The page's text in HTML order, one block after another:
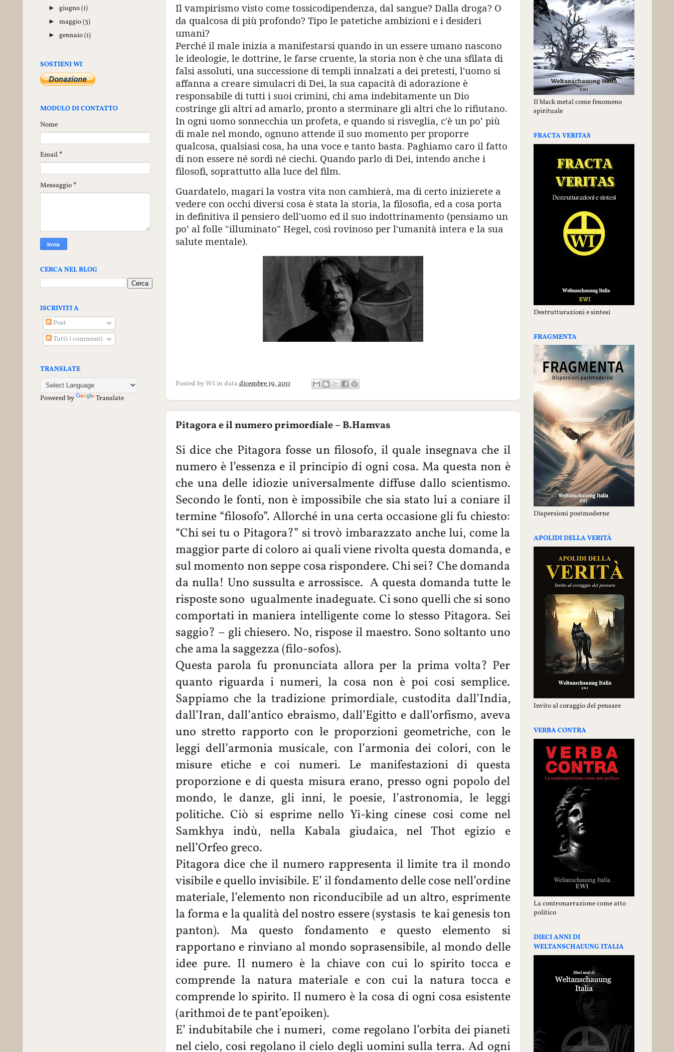
Il vampirismo visto come tossicodipendenza, dal sangue? Dalla droga? O
da qualcosa di più profondo? Tipo le patetiche ambizioni e i desideri
umani?
Perché il male inizia a manifestarsi quando in un essere umano nascono
le ideologie, le dottrine, le farse cruente, la storia non è che una sfilata di
falsi assoluti, una successione di templi innalzati a dei pretesti, l'uomo si
affanna a creare simulacri di Dei, la sua capacità di adorazione è
responsabile di tutti i suoi crimini, chi ama indebitamente un Dio
costringe gli altri ad amarlo, pronto a sterminare gli altri che lo rifiutano.
In ogni uomo sonnecchia un profeta, e quando si risveglia, c'è un po’ più
di male nel mondo, ognuno attende il suo momento per proporre
qualcosa, qualsiasi cosa, ha una voce e tanto basta. Paghiamo caro il fatto
di non essere né sordi né ciechi. Quando parlo di Dei, intendo anche i
filosofi, soprattutto alla luce del film.
Guardatelo, magari la vostra vita non cambierà, ma di certo inizierete a
vedere con occhi diversi cosa è stata la storia, la filosofia, ed a cosa porta
in definitiva il pensiero dell'uomo ed il suo indottrinamento (pensiamo un
po’ al folle "illuminato" Hegel, così rovinoso per l'umanità intera e la sua
salute mentale).
Posted byWI in datadicembre 19, 2011
Pitagora e il numero primordiale – B.Hamvas
Si dice che Pitagora fosse un filosofo, il quale insegnava che il
numero è l’essenza e il principio di ogni cosa. Ma questa non è
che una delle idiozie universalmente diffuse dallo scientismo.
Secondo le fonti, non è impossibile che sia stato lui a coniare il
termine “filosofo”. Allorché in una certa occasione gli fu chiesto:
“Chi sei tu o Pitagora?” si trovò imbarazzato anche lui, come la
maggior parte di coloro ai quali viene rivolta questa domanda, e
sul momento non seppe cosa rispondere. Chi sei? Che domanda
da nulla! Uno sussulta e arrossisce. A questa domanda tutte le
risposte sono ugualmente inadeguate. Ci sono quelli che si sono
comportati in maniera intelligente come lo stesso Pitagora. Sei
saggio? – gli chiesero. No, rispose il maestro. Sono soltanto uno
che ama la saggezza (filo-sofos).
Questa parola fu pronunciata allora per la prima volta? Per
quanto riguarda i numeri, la cosa non è poi cosi semplice.
Sappiamo che la tradizione primordiale, custodita dall’India,
dall’Iran, dall’antico ebraismo, dall’Egitto e dall’orfismo, aveva
uno stretto rapporto con le proporzioni geometriche, con le
leggi dell’armonia musicale, con l’armonia dei colori, con le
misure etiche e coi numeri. Le manifestazioni di questa
proporzione e di questa misura erano, presso ogni popolo del
mondo, le danze, gli inni, le poesie, l’astronomia, le leggi
politiche. Ciò si esprime nello Yi-king cinese cosi come nel
Samkhya indù, nella Kabala giudaica, nel Thot egizio e
nell’Orfeo greco.
Pitagora dice che il numero rappresenta il limite tra il mondo
visibile e quello invisibile. E’ il fondamento delle cose nell’ordine
materiale, l’elemento non riconducibile ad un altro, esprimente
la forma e la qualità del nostro essere (systasis te kai genesis ton
panton). Ma questo fondamento e questo elemento si
rapportano e rinviano al mondo soprasensibile, al mondo delle
idee pure. Il numero è la chiave con cui lo spirito tocca e
comprende la natura materiale e con cui la natura tocca e
comprende lo spirito. Il numero è la cosa di ogni cosa esistente
(arithmoi de te pant’epoiken).
E’ indubitabile che i numeri, come regolano l’orbita dei pianeti
nel cielo, cosi regolano il cielo degli uomini sulla terra. Ad ogni
► giugno(1)
► maggio(3)
► gennaio(1)
SOSTIENI WI
MODULO DI CONTATTO
Nome
Email *
Messaggio *
CERCA NEL BLOG
ISCRIVITI A
Post
Tutti i commenti
TRANSLATE
Powered by Translate
Il black metal come fenomeno
spirituale
FRACTA VERITAS
Destrutturazioni e sintesi
FRAGMENTA
Dispersioni postmoderne
APOLIDI DELLA VERITÀ
Invito al coraggio del pensare
VERBA CONTRA
La contronarrazione come atto
politico
DIECI ANNI DI
WELTANSCHAUUNG ITALIA